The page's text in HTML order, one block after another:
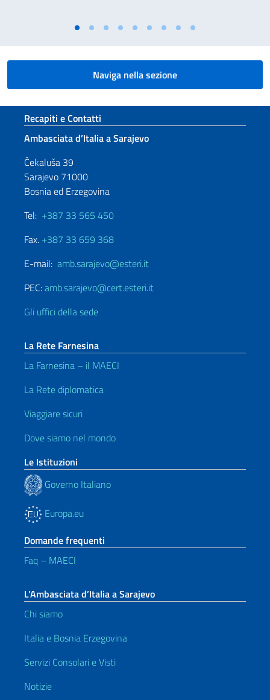
Naviga nella sezione
Sezione footer
Recapiti e Contatti
Ambasciata d’Italia a Sarajevo
Čekaluša 39
Sarajevo 71000
Bosnia ed Erzegovina
Tel: +387 33 565 450
Fax. +387 33 659 368
E-mail: amb.sarajevo@esteri.it
PEC:amb.sarajevo@cert.esteri.it
Gli uffici della sede
La Rete Farnesina
La Farnesina – il MAECI
La Rete diplomatica
Viaggiare sicuri
Dove siamo nel mondo
Le Istituzioni
Governo Italiano
Europa.eu
Domande frequenti
Faq – MAECI
L’Ambasciata d’Italia a Sarajevo
Chi siamo
Italia e Bosnia Erzegovina
Servizi Consolari e Visti
Notizie